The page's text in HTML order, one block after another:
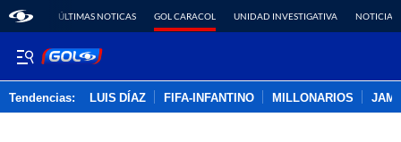
ÚLTIMAS NOTICAS GOL CARACOL UNIDAD INVESTIGATIVA NOTICIAS
Tendencias: LUIS DÍAZ FIFA-INFANTINO MILLONARIOS